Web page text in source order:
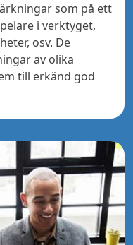
som på ett
i verktyget,
osv. De
av olika
till erkänd god